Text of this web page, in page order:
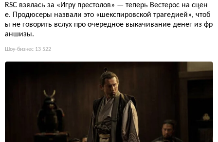
RSC взялась за «Игру престолов» — теперь Вестерос на сцен
е. Продюсеры назвали это «шекспировской трагедией», чтоб
ы не говорить вслух про очередное выкачивание денег из фр
аншизы.
Шоу-бизнес 13 522